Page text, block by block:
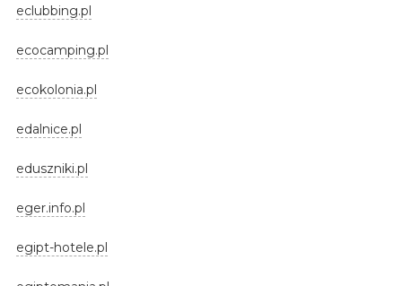
eclubbing.pl
ecocamping.pl
ecokolonia.pl
edalnice.pl
eduszniki.pl
eger.info.pl
egipt-hotele.pl